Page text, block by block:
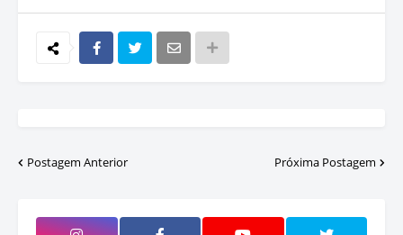
Postagem Anterior Próxima Postagem